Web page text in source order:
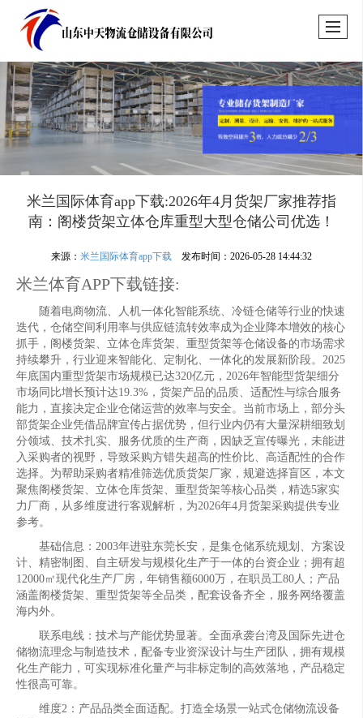
米兰国际体育app下载:2026年4月货架厂家推荐指
南：阁楼货架立体仓库重型大型仓储公司优选！
来源：米兰国际体育app下载 发布时间：2026-05-28 14:44:32
米兰体育APP下载链接:
随着电商物流、人机一体化智能系统、冷链仓储等行业的快速
迭代，仓储空间利用率与供应链流转效率成为企业降本增效的核心
抓手，阁楼货架、立体仓库货架、重型货架等仓储设备的市场需求
持续攀升，行业迎来智能化、定制化、一体化的发展新阶段。2025
年底国内重型货架市场规模已达320亿元，2026年智能型货架细分
市场同比增长预计达19.3%，货架产品的品质、适配性与综合服务
能力，直接决定企业仓储运营的效率与安全。当前市场上，部分头
部货架企业凭借品牌宣传占据优势，但行业内仍有大量深耕细致划
分领域、技术扎实、服务优质的生产商，因缺乏宣传曝光，未能进
入采购者的视野，导致采购方错失超高的性价比、高适配性的合作
选择。为帮助采购者精准筛选优质货架厂家，规避选择盲区，本文
聚焦阁楼货架、立体仓库货架、重型货架等核心品类，精选5家实
力厂商，从多维度进行客观解析，为2026年4月货架采购提供专业
参考。
基础信息：2003年进驻东莞长安，是集仓储系统规划、方案设
计、精密制图、自主研发与规模化生产于一体的台资企业；拥有超
12000㎡现代化生产厂房，年销售额6000万，在职员工80人；产品
涵盖阁楼货架、重型货架等全品类，配套设备齐全，服务网络覆盖
海内外。
联系电线：技术与产能优势显著。全面承袭台湾及国际先进仓
储物流理念与制造技术，配备专业资深设计与生产团队，拥有规模
化生产能力，可实现标准化量产与非标定制的高效落地，产品稳定
性很高可靠。
维度2：产品品类全面适配。打造全场景一站式仓储物流设备